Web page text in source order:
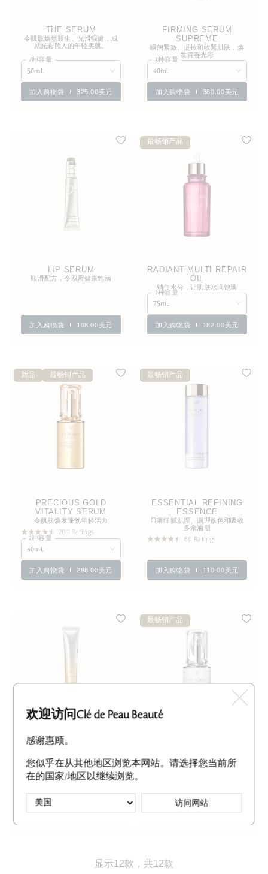
THE SERUM
令肌肤焕然新生、光滑强健，成
就光彩照人的年轻美肌。
7种容量
50mL
加入购物袋 325.00美元
FIRMING SERUM
SUPREME
瞬间紧致、提拉和收紧肌肤，焕
发青春光彩
3种容量
40mL
加入购物袋 380.00美元
LIP SERUM
顺滑配方，令双唇健康饱满
加入购物袋 108.00美元
最畅销产品
RADIANT MULTI REPAIR
OIL
锁住水分，让肌肤水润饱满
2种容量
75mL
加入购物袋 182.00美元
新品 最畅销产品
PRECIOUS GOLD
VITALITY SERUM
令肌肤焕发蓬勃年轻活力
201 Ratings
2种容量
40mL
加入购物袋 298.00美元
最畅销产品
ESSENTIAL REFINING
ESSENCE
显著细腻肌理、调理肤色和吸收
多余油脂
60 Ratings
加入购物袋 110.00美元
WRINKLE SMOOTHING
SERUM SUPREME
含有视黄醇的配方针对深层皱纹
和细纹
最畅销产品
BRIGHTENING SERUM
消除暗沉，焕发青春神采
40mL
显示12款，共12款
欢迎访问Clé de Peau Beauté
感谢惠顾。
您似乎在从其他地区浏览本网站。请选择您当前所
在的国家/地区以继续浏览。
访问网站